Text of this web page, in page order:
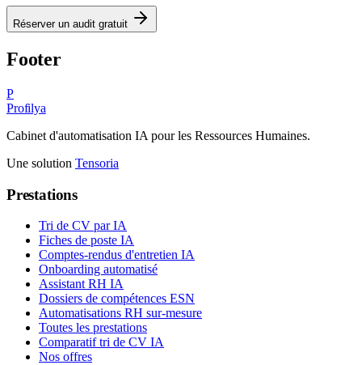
Réserver un audit gratuit
Footer
P
Profilya
Cabinet d'automatisation IA pour les Ressources Humaines.
Une solution Tensoria
Prestations
Tri de CV par IA
Fiches de poste IA
Comptes-rendus d'entretien IA
Onboarding automatisé
Assistant RH IA
Dossiers de compétences ESN
Automatisations RH sur-mesure
Toutes les prestations
Comparatif tri de CV IA
Nos offres